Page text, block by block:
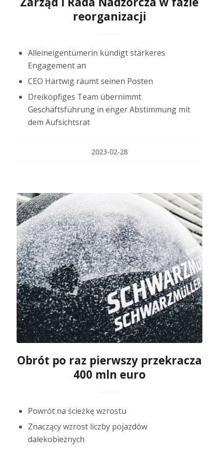
reorganizacji
Alleineigentümerin kündigt stärkeres
Engagement an
CEO Hartwig räumt seinen Posten
Dreiköpfiges Team übernimmt
Geschäftsführung in enger Abstimmung mit
dem Aufsichtsrat
2023-02-28
Obrót po raz pierwszy przekracza
400 mln euro
Powrót na ścieżkę wzrostu
Znaczący wzrost liczby pojazdów
dalekobieżnych